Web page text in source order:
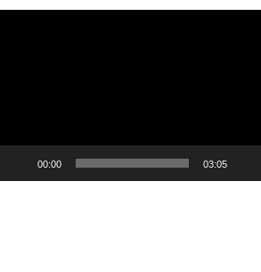
00:00 03:05